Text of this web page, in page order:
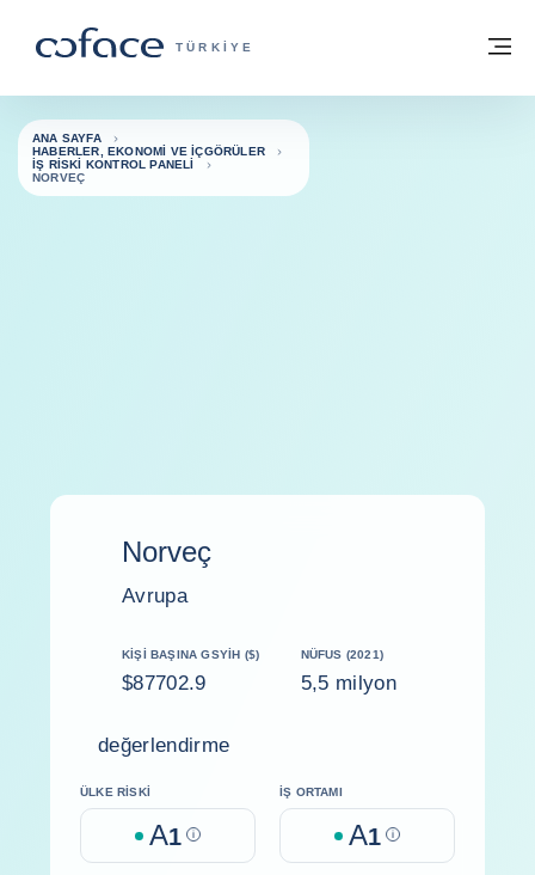
TICARET IÇIN COFACE - GRUP WEB
TÜRKIYE
ana sayfaya geri dön
ANA SAYFA
HABERLER, EKONOMI VE İÇGÖRÜLER
İŞ RISKI KONTROL PANELI
NORVEÇ
Norveç
Avrupa
KIŞI BAŞINA GSYİH ($)
$87702.9
NÜFUS (2021)
5,5 milyon
değerlendirme
ÜLKE RISKI
A1 Help
İŞ ORTAMI
A1 Help